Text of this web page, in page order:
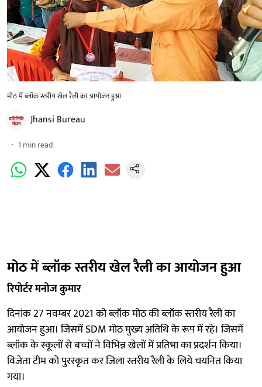
मोठ में ब्लॉक स्तरीय खेल रैली का आयोजन हुआ
Jhansi Bureau
1 min read
मोठ में ब्लॉक स्तरीय खेल रैली का आयोजन हुआ
रिपोर्टर मनोज कुमार
दिनांक 27 नवम्बर 2021 को ब्लॉक मोठ की ब्लॉक स्तरीय रैली का
आयोजन हुआ। जिसमें SDM मोठ मुख्य अतिथि के रूप में रहे। जिसमें
ब्लॉक के स्कूलों से बच्चों ने विभिन्न खेलों में प्रतिभा का प्रदर्शन किया।
विजेता टीम को पुरस्कृत कर जिला स्तरीय रैली के लिये चयनित किया
गया।